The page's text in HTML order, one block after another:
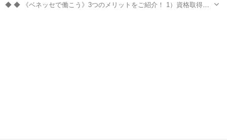
◆ ◆ 《ベネッセで働こう》3つのメリットをご紹介！ 1）資格取得支